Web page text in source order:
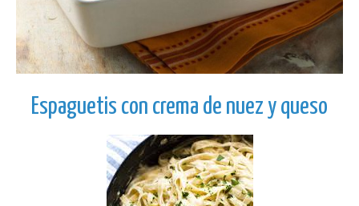
Espaguetis con crema de nuez y queso